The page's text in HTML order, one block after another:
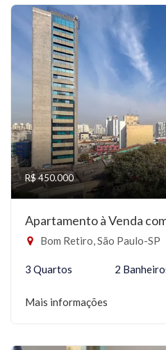
R$ 450.000
Apartamento à Venda
Bom Retiro, São Paulo-SP
3 Quartos 2
Mais informações